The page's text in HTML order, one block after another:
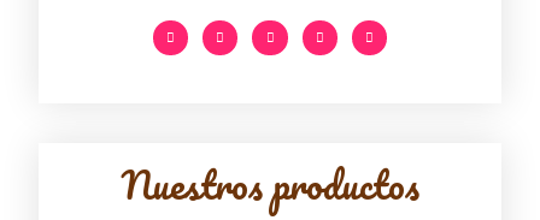
Nuestros productos